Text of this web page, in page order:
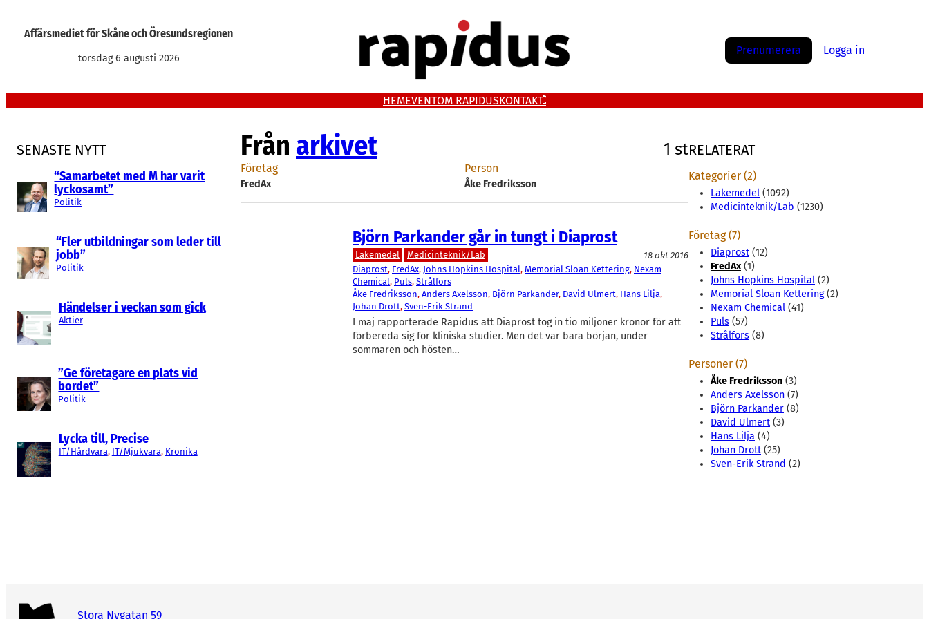
Affärsmediet för Skåne och Öresundsregionen
torsdag 6 augusti 2026
Prenumerera Logga in
HEMEVENTOM RAPIDUSKONTAKT
SENASTE NYTT
“Samarbetet med M har varit
lyckosamt”
Politik
“Fler utbildningar som leder till
jobb”
Politik
Händelser i veckan som gick
Aktier
”Ge företagare en plats vid
bordet”
Politik
Lycka till, Precise
IT/Hårdvara, IT/Mjukvara, Krönika
Från arkivet 1 st
Företag
FredAx
Person
Åke Fredriksson
Björn Parkander går in tungt i Diaprost
Läkemedel Medicinteknik/Lab
18 okt 2016
Diaprost, FredAx, Johns Hopkins Hospital, Memorial Sloan Kettering, Nexam
Chemical, Puls, Strålfors
Åke Fredriksson, Anders Axelsson, Björn Parkander, David Ulmert, Hans Lilja
Johan Drott, Sven-Erik Strand
I maj rapporterade Rapidus att Diaprost tog in tio miljoner kronor för att
förbereda sig för kliniska studier. Men det var bara början, under
sommaren och hösten…
RELATERAT
Kategorier (2)
Läkemedel (1092)
Medicinteknik/Lab (1230)
Företag (7)
Diaprost (12)
FredAx(1)
Johns Hopkins Hospital (2)
Memorial Sloan Kettering(2)
Nexam Chemical (41)
Puls (57)
Strålfors (8)
Personer (7)
Åke Fredriksson (3)
Anders Axelsson (7)
Björn Parkander (8)
David Ulmert (3)
Hans Lilja (4)
Johan Drott (25)
Sven-Erik Strand (2)
Stora Nygatan 59